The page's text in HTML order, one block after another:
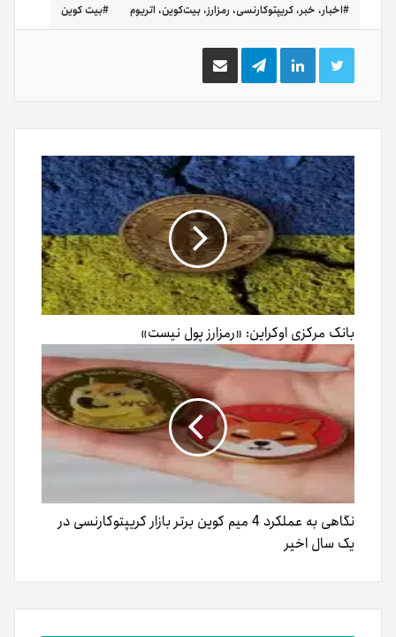
اخبار، خبر، کریپتوکارنسی، رمزارز، بیت‌کوین، اتریوم بیت کوین
توییتر لینکدینتلگرام اشتراک
گذاری
ایمیل
بانک مرکزی اوکراین: «رمزارز پول نیست»
نگاهی به عملکرد 4 میم کوین برتر بازار کریپتوکارنسی در
یک سال اخیر